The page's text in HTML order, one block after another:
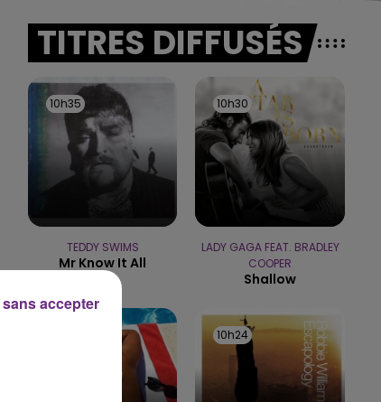
16h00 - 20h00
LE WEEK-END CHAMPAGNE FM
TITRES DIFFUSÉS
10h35
10h35
TEDDY SWIMS
Mr Know It All
10h30
10h30
LADY GAGA FEAT. BRADLEY
COOPER
Shallow
10h24
10h24
accepter